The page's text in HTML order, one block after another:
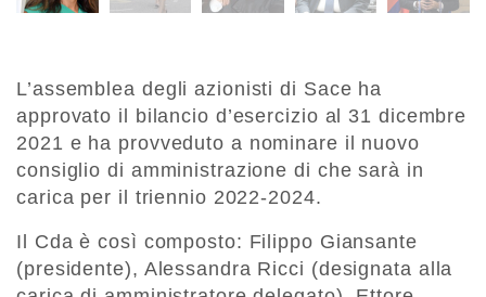
L’assemblea degli azionisti di Sace ha
approvato il bilancio d’esercizio al 31 dicembre
2021 e ha provveduto a nominare il nuovo
consiglio di amministrazione di che sarà in
carica per il triennio 2022-2024.
Il Cda è così composto: Filippo Giansante
(presidente), Alessandra Ricci (designata alla